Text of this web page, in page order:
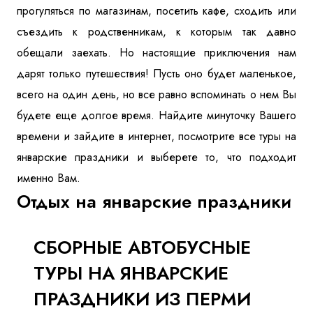
прогуляться по магазинам, посетить кафе, сходить или
съездить к родственникам, к которым так давно
обещали заехать. Но настоящие приключения нам
дарят только путешествия! Пусть оно будет маленькое,
всего на один день, но все равно вспоминать о нем Вы
будете еще долгое время. Найдите минуточку Вашего
времени и зайдите в интернет, посмотрите все туры на
январские праздники и выберете то, что подходит
именно Вам.
Отдых на январские праздники
СБОРНЫЕ АВТОБУСНЫЕ
ТУРЫ НА ЯНВАРСКИЕ
ПРАЗДНИКИ ИЗ ПЕРМИ